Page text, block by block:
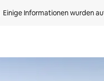
Einige Informationen wurden